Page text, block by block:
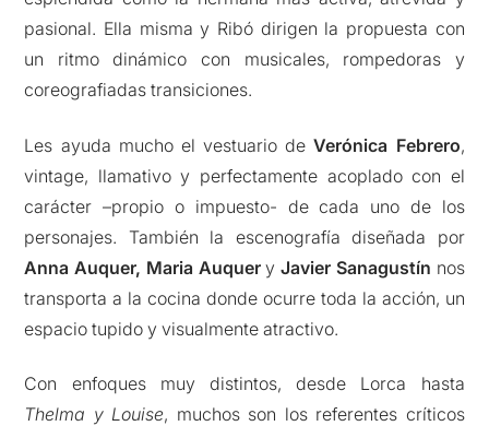
pasional. Ella misma y Ribó dirigen la propuesta con
un ritmo dinámico con musicales, rompedoras y
coreografiadas transiciones.
Les ayuda mucho el vestuario deVerónica Febrero,
vintage, llamativo y perfectamente acoplado con el
carácter –propio o impuesto- de cada uno de los
personajes. También la escenografía diseñada por
Anna Auquer, Maria AuqueryJavier Sanagustín nos
transporta a la cocina donde ocurre toda la acción, un
espacio tupido y visualmente atractivo.
Con enfoques muy distintos, desde Lorca hasta
Thelma y Louise, muchos son los referentes críticos